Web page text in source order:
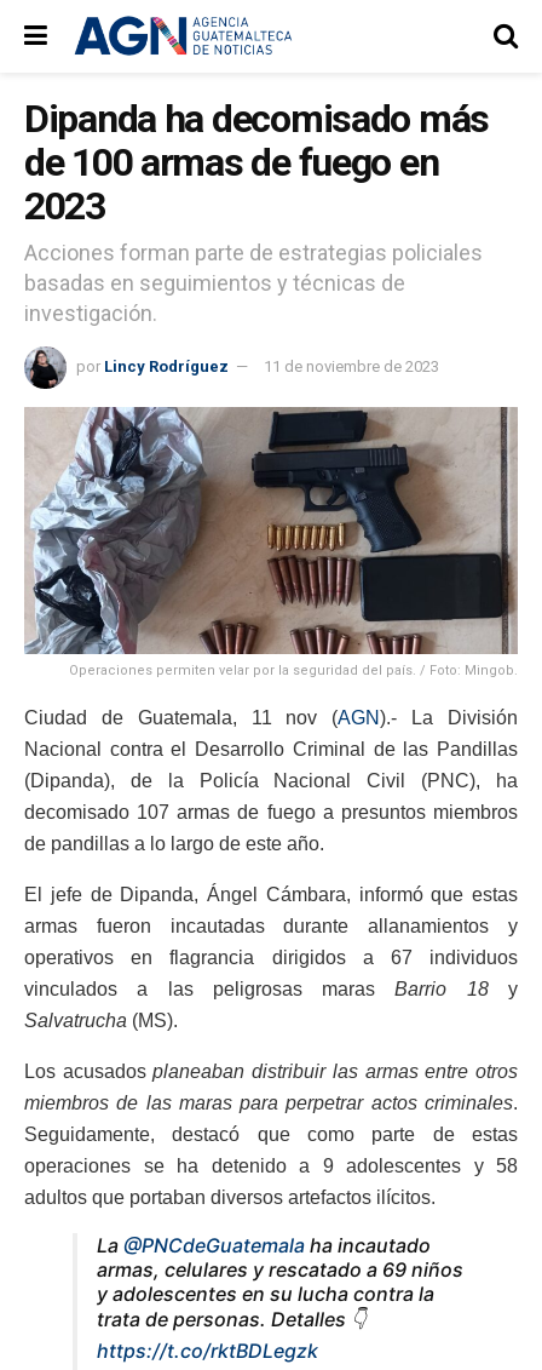
Dipanda ha decomisado más
de 100 armas de fuego en
2023
Acciones forman parte de estrategias policiales
basadas en seguimientos y técnicas de
investigación.
por Lincy Rodríguez 11 de noviembre de 2023
Operaciones permiten velar por la seguridad del país. / Foto: Mingob.
Ciudad de Guatemala, 11 nov (AGN).- La División
Nacional contra el Desarrollo Criminal de las Pandillas
(Dipanda), de la Policía Nacional Civil (PNC), ha
decomisado 107 armas de fuego a presuntos miembros
de pandillas a lo largo de este año.
El jefe de Dipanda, Ángel Cámbara, informó que estas
armas fueron incautadas durante allanamientos y
operativos en flagrancia dirigidos a 67 individuos
vinculados a las peligrosas marasBarrio 18y
Salvatrucha (MS).
Los acusadosplaneaban distribuir las armas entre otros
miembros de las maras para perpetrar actos criminales.
Seguidamente, destacó que como parte de estas
operaciones se ha detenido a 9 adolescentes y 58
adultos que portaban diversos artefactos ilícitos.
La @PNCdeGuatemala ha incautado
armas, celulares y rescatado a 69 niños
y adolescentes en su lucha contra la
trata de personas. Detalles 👇
https://t.co/rktBDLegzk